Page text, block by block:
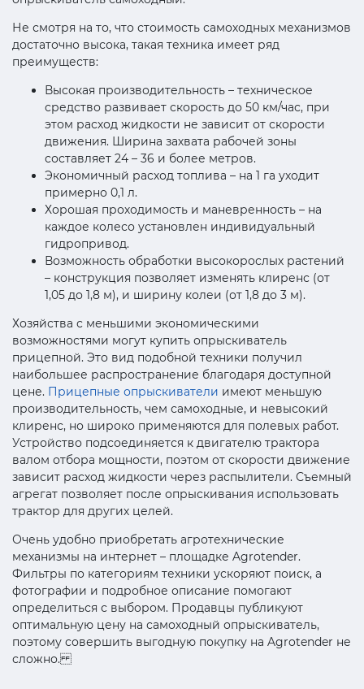
Не смотря на то, что стоимость самоходных механизмов
достаточно высока, такая техника имеет ряд
преимуществ:
Высокая производительность – техническое
средство развивает скорость до 50 км/час, при
этом расход жидкости не зависит от скорости
движения. Ширина захвата рабочей зоны
составляет 24 – 36 и более метров.
Экономичный расход топлива – на 1 га уходит
примерно 0,1 л.
Хорошая проходимость и маневренность – на
каждое колесо установлен индивидуальный
гидропривод.
Возможность обработки высокорослых растений
– конструкция позволяет изменять клиренс (от
1,05 до 1,8 м), и ширину колеи (от 1,8 до 3 м).
Хозяйства с меньшими экономическими
возможностями могут купить опрыскиватель
прицепной. Это вид подобной техники получил
наибольшее распространение благодаря доступной
цене. Прицепные опрыскиватели имеют меньшую
производительность, чем самоходные, и невысокий
клиренс, но широко применяются для полевых работ.
Устройство подсоединяется к двигателю трактора
валом отбора мощности, поэтом от скорости движение
зависит расход жидкости через распылители. Съемный
агрегат позволяет после опрыскивания использовать
трактор для других целей.
Очень удобно приобретать агротехнические
механизмы на интернет – площадке Agrotender.
Фильтры по категориям техники ускоряют поиск, а
фотографии и подробное описание помогают
определиться с выбором. Продавцы публикуют
оптимальную цену на самоходный опрыскиватель,
поэтому совершить выгодную покупку на Agrotender не
сложно.